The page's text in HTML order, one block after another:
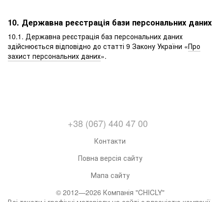
10. Державна реєстрація бази персональних даних
10.1. Державна реєстрація баз персональних даних
здійснюється відповідно до статті 9 Закону України «Про
захист персональних даних».
+38 (067) 440 47 00
Контакти
Повна версія сайту
Мапа сайту
© 2012—2026 Компанія "CHICLY"